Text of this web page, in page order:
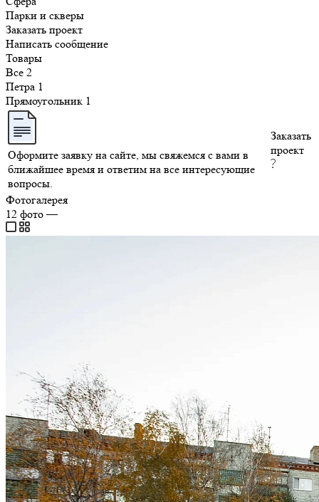
Парки и скверы
Заказать проект
Написать сообщение
Товары
Все 2
Петра 1
Прямоугольник 1
Оформите заявку на сайте, мы свяжемся с вами в
ближайшее время и ответим на все интересующие
вопросы.
Заказать
проект
Фотогалерея
12 фото—